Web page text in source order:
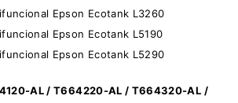
Epson Ecotank L3260
Epson Ecotank L5190
Epson Ecotank L5290
AL / T664220-AL / T664320-AL /